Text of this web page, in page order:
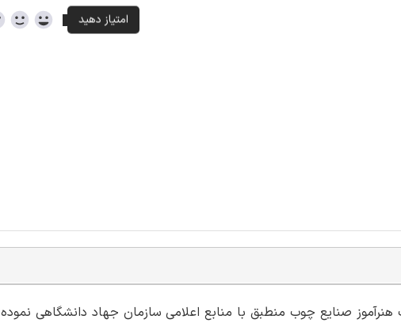
هنرآموز صنایع چوب منطبق با منابع اعلامی سازمان جهاد دانشگاهی